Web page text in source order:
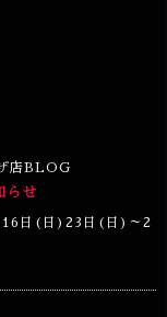
店BLOG
らせ
日(日)23日(日)～2